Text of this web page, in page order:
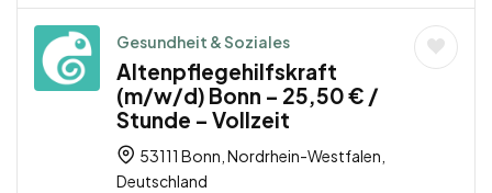
Gesundheit & Soziales
Altenpflegehilfskraft
(m/w/d) Bonn – 25,50 € /
Stunde – Vollzeit
53111 Bonn, Nordrhein-Westfalen,
Deutschland